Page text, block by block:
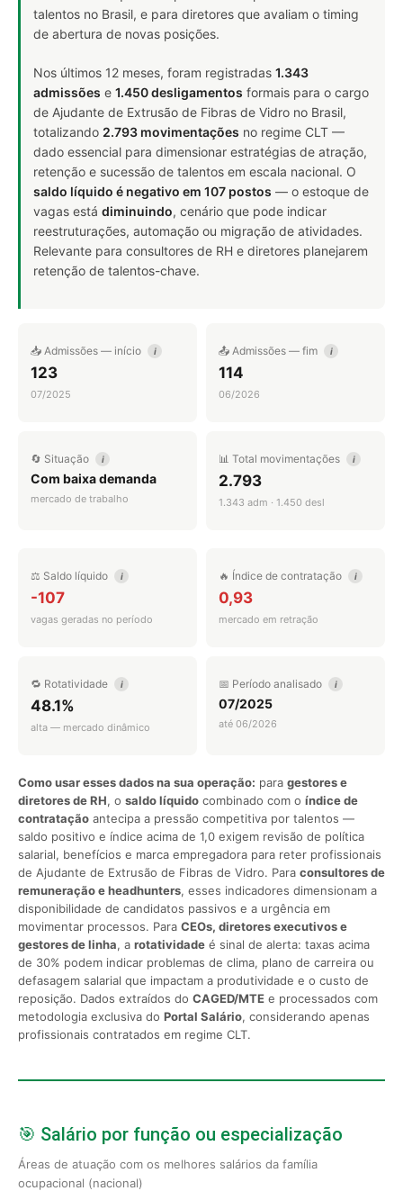
talentos no Brasil, e para diretores que avaliam o timing
de abertura de novas posições.
Nos últimos 12 meses, foram registradas 1.343
admissões e 1.450 desligamentos formais para o cargo
de Ajudante de Extrusão de Fibras de Vidro no Brasil,
totalizando 2.793 movimentações no regime CLT —
dado essencial para dimensionar estratégias de atração,
retenção e sucessão de talentos em escala nacional. O
saldo líquido é negativo em 107 postos — o estoque de
vagas está diminuindo, cenário que pode indicar
reestruturações, automação ou migração de atividades.
Relevante para consultores de RH e diretores planejarem
retenção de talentos-chave.
📥 Admissões — início i
123
07/2025
📤 Admissões — fim i
114
06/2026
🔄 Situação i
Com baixa demanda
mercado de trabalho
📊 Total movimentações i
2.793
1.343 adm · 1.450 desl
⚖️ Saldo líquido i
-107
vagas geradas no período
🔥 Índice de contratação i
0,93
mercado em retração
🔁 Rotatividade i
48.1%
alta — mercado dinâmico
📅 Período analisado i
07/2025
até 06/2026
Como usar esses dados na sua operação: para gestores e
diretores de RH, o saldo líquido combinado com o índice de
contratação antecipa a pressão competitiva por talentos —
saldo positivo e índice acima de 1,0 exigem revisão de política
salarial, benefícios e marca empregadora para reter profissionais
de Ajudante de Extrusão de Fibras de Vidro. Para consultores de
remuneração e headhunters, esses indicadores dimensionam a
disponibilidade de candidatos passivos e a urgência em
movimentar processos. Para CEOs, diretores executivos e
gestores de linha, a rotatividade é sinal de alerta: taxas acima
de 30% podem indicar problemas de clima, plano de carreira ou
defasagem salarial que impactam a produtividade e o custo de
reposição. Dados extraídos do CAGED/MTE e processados com
metodologia exclusiva do Portal Salário, considerando apenas
profissionais contratados em regime CLT.
🎯 Salário por função ou especialização
Áreas de atuação com os melhores salários da família
ocupacional (nacional)